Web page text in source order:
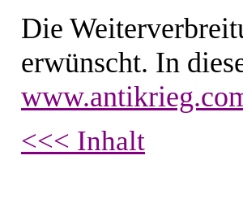
Die
erwünscht. In
<<< Inhalt